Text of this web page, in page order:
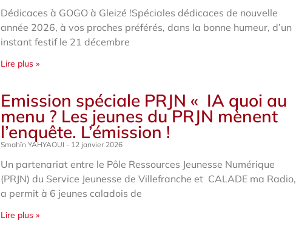
Dédicaces à GOGO à Gleizé !Spéciales dédicaces de nouvelle
année 2026, à vos proches préférés, dans la bonne humeur, d’un
instant festif le 21 décembre
Lire plus »
Emission spéciale PRJN « IA quoi au
menu ? Les jeunes du PRJN mènent
l’enquête. L’émission !
Smahïn YAHYAOUI 12 janvier 2026
Un partenariat entre le Pôle Ressources Jeunesse Numérique
(PRJN) du Service Jeunesse de Villefranche et CALADE ma Radio,
a permit à 6 jeunes caladois de
Lire plus »